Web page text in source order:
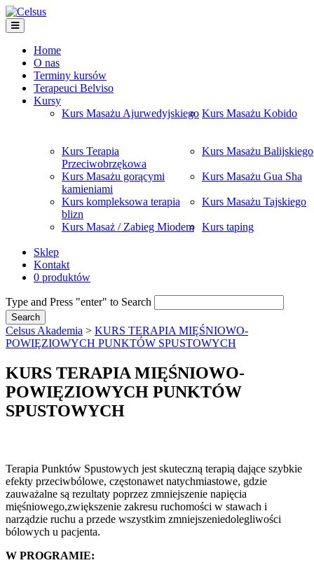
Home
O nas
Terminy kursów
Terapeuci Belviso
Kursy
Kurs Masażu Ajurwedyjskiego Kurs Masażu Kobido
Kurs Terapia
Przeciwobrzękowa
Kurs Masażu Balijskiego
Kurs Masażu gorącymi
kamieniami
Kurs Masażu Gua Sha
Kurs kompleksowa terapia
blizn
Kurs Masażu Tajskiego
Kurs Masaż / Zabieg Miodem Kurs taping
Sklep
Kontakt
0 produktów
Type and Press "enter" to Search
Celsus Akademia > KURS TERAPIA MIĘŚNIOWO-
POWIĘZIOWYCH PUNKTÓW SPUSTOWYCH
KURS TERAPIA MIĘŚNIOWO-
POWIĘZIOWYCH PUNKTÓW
SPUSTOWYCH
Terapia Punktów Spustowych jest skuteczną terapią dające szybkie
efekty przeciwbólowe, częstonawet natychmiastowe, gdzie
zauważalne są rezultaty poprzez zmniejszenie napięcia
mięśniowego,zwiększenie zakresu ruchomości w stawach i
narządzie ruchu a przede wszystkim zmniejszeniedolegliwości
bólowych u pacjenta.
W PROGRAMIE: